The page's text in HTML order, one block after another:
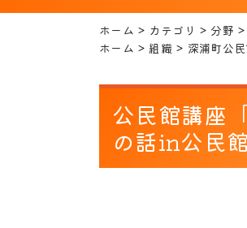
ホーム カテゴリ 分野
ホーム
組織 深浦町公
公民館講座
の話in公民